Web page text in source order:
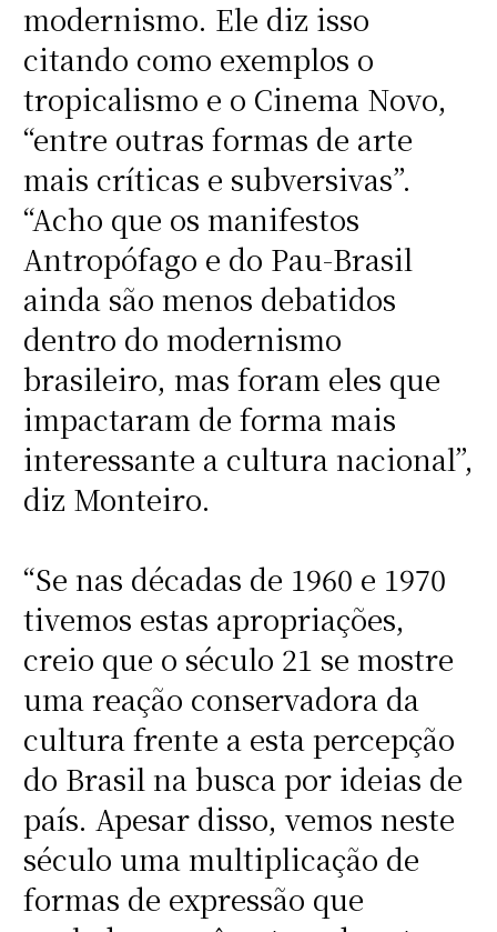
modernismo. Ele diz isso
citando como exemplos o
tropicalismo e o Cinema Novo,
“entre outras formas de arte
mais críticas e subversivas”.
“Acho que os manifestos
Antropófago e do Pau-Brasil
ainda são menos debatidos
dentro do modernismo
brasileiro, mas foram eles que
impactaram de forma mais
interessante a cultura nacional”,
diz Monteiro.
“Se nas décadas de 1960 e 1970
tivemos estas apropriações,
creio que o século 21 se mostre
uma reação conservadora da
cultura frente a esta percepção
do Brasil na busca por ideias de
país. Apesar disso, vemos neste
século uma multiplicação de
formas de expressão que